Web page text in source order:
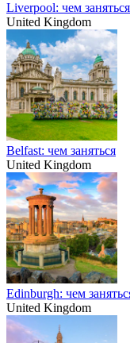
Liverpool: чем заняться
United Kingdom
Belfast: чем заняться
United Kingdom
Edinburgh: чем
United Kingdom